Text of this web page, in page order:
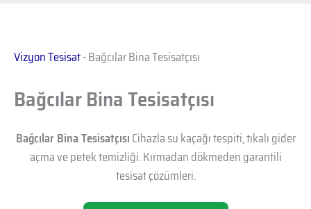
Vizyon Tesisat-Bağcılar Bina Tesisatçısı
Bağcılar Bina Tesisatçısı
Bağcılar Bina TesisatçısıCihazla su kaçağı tespiti, tıkalı gider
açma ve petek temizliği. Kırmadan dökmeden garantili
tesisat çözümleri.